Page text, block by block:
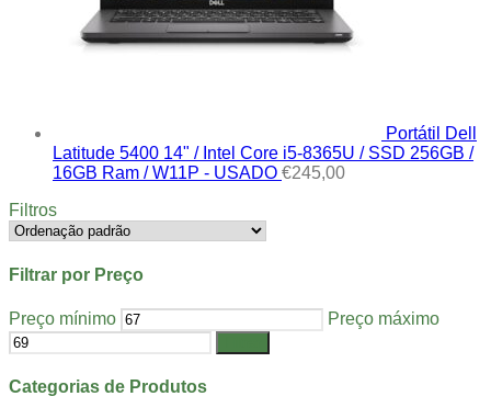
Portátil Dell
Latitude 5400 14" / Intel Core i5-8365U / SSD 256GB /
16GB Ram / W11P - USADO €245,00
Filtros
Filtrar por Preço
Preço mínimo Preço máximo
Categorias de Produtos